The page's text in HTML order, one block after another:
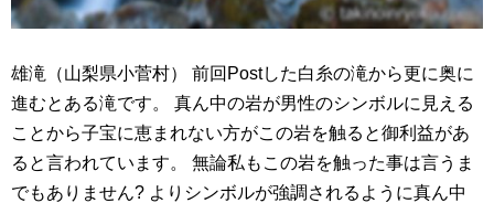
雄滝（山梨県小菅村） 前回Postした白糸の滝から更に奥に
進むとある滝です。 真ん中の岩が男性のシンボルに見える
ことから子宝に恵まれない方がこの岩を触ると御利益があ
ると言われています。 無論私もこの岩を触った事は言うま
でもありません? よりシンボルが強調されるように真ん中